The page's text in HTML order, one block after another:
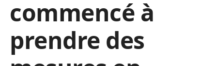
commencé à
prendre des